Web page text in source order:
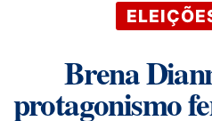
Brena
protagonismo